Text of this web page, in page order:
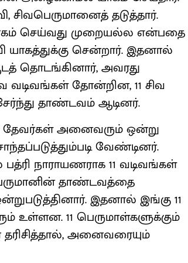
தடுத்தார்.
செய்வது முறையல்ல என்பதை
யாகத்துக்கு சென்றார். இதனால்
தொடங்கினார், அவரது
வடிவங்கள் தோன்றின, 11 சிவ
தாண்டவம் ஆடினர்.
தேவர்கள் அனைவரும் ஒன்று
வேண்டினர்.
நாராயணராக 11 வடிவங்கள்
தாண்டவத்தை
இதனால் இங்கு 11
உள்ளன. 11 பெருமாள்களுக்கும்
அனைவரையும்